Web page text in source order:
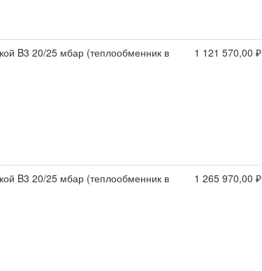
B3 20/25 мбар (теплообменник в
1 121 570,00 ₽
B3 20/25 мбар (теплообменник в
1 265 970,00 ₽